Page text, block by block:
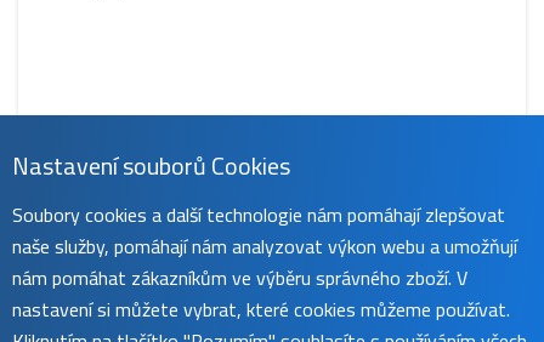
1 059 Kč
obvykle do 45 dnů koupit
Nastavení souborů Cookies
Soubory cookies a další technologie nám pomáhají zlepšovat
naše služby, pomáhají nám analyzovat výkon webu a umožňují
nám pomáhat zákazníkům ve výběru správného zboží. V
nastavení si můžete vybrat, které cookies můžeme používat.